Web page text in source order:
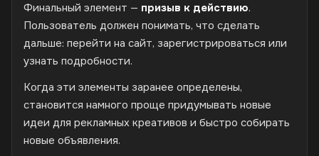
Финальный элемент — призыв к действию.
Пользователь должен понимать, что сделать
дальше: перейти на сайт, зарегистрироваться или
узнать подробности.
Когда эти элементы заранее определены,
становится намного проще придумывать новые
идеи для рекламных креативов и быстро собирать
новые объявления.